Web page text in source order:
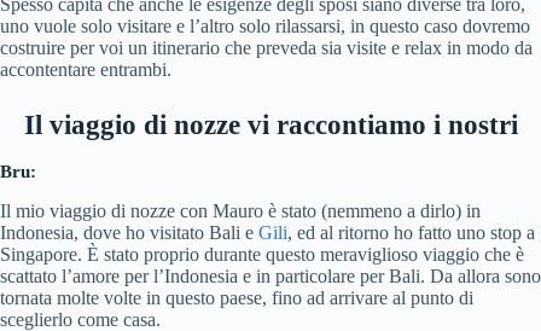
uno vuole solo visitare e l’altro solo rilassarsi, in questo caso dovremo
costruire per voi un itinerario che preveda sia visite e relax in modo da
accontentare entrambi.
Il viaggio di nozze vi raccontiamo i nostri
Bru:
Il mio viaggio di nozze con Mauro è stato (nemmeno a dirlo) in
Indonesia, dove ho visitato Bali e Gili, ed al ritorno ho fatto uno stop a
Singapore. È stato proprio durante questo meraviglioso viaggio che è
scattato l’amore per l’Indonesia e in particolare per Bali. Da allora sono
tornata molte volte in questo paese, fino ad arrivare al punto di
sceglierlo come casa.